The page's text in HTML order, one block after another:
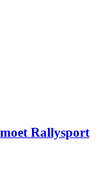
Rallysport